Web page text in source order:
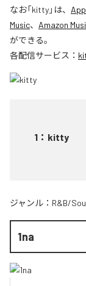
なお「kitty」は、
Music、 Amazon
ができる。
各配信サービス：
1 ： kitty
ジャンル： R&B/
1na